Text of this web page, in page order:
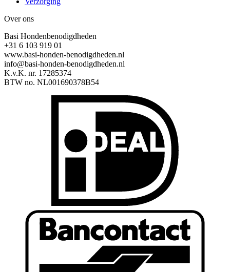
Over ons
Basi Hondenbenodigdheden
+31 6 103 919 01
www.basi-honden-benodigdheden.nl
info@basi-honden-benodigdheden.nl
K.v.K. nr. 17285374
BTW no. NL001690378B54